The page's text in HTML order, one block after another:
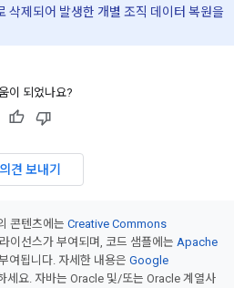
삭제되어 발생한 개별 조직 데이터 복원을
이 되었나요?
의견 보내기
콘텐츠에는 Creative Commons
이선스가 부여되며, 코드 샘플에는 Apache
여됩니다. 자세한 내용은 Google
세요. 자바는 Oracle 및/또는 Oracle 계열사